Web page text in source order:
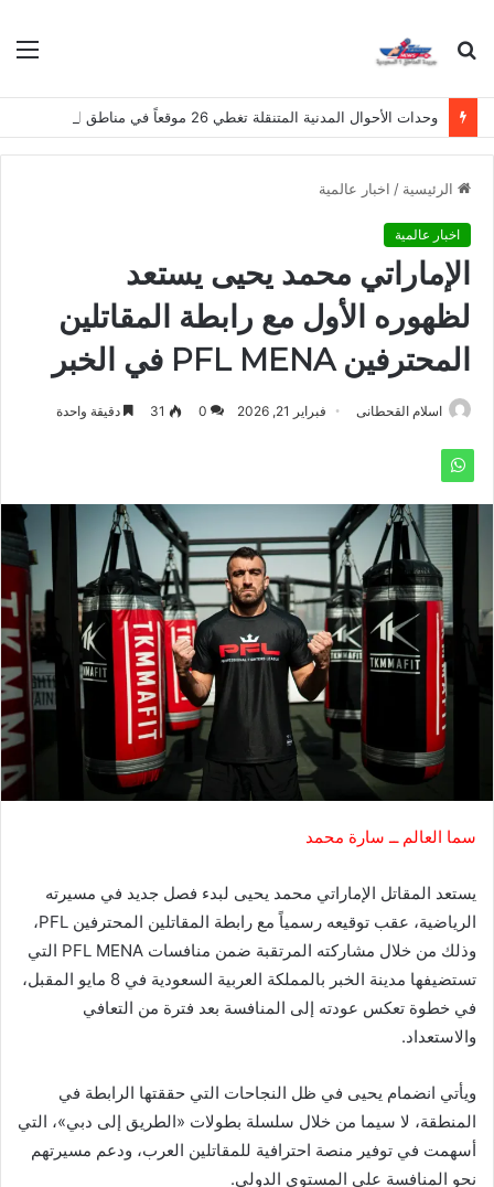
بحث
الرئيسية / اخبار عالمية
اخبار عالمية
الإماراتي محمد يحيى يستعد
لظهوره الأول مع رابطة المقاتلين
المحترفين PFL MENA في الخبر
اسلام القحطانى فبراير 21, 2026 0
31 دقيقة واحدة
سما العالم ــ سارة محمد
يستعد المقاتل الإماراتي محمد يحيى لبدء فصل جديد في مسيرته
الرياضية، عقب توقيعه رسمياً مع رابطة المقاتلين المحترفين PFL،
وذلك من خلال مشاركته المرتقبة ضمن منافسات PFL MENA التي
تستضيفها مدينة الخبر بالمملكة العربية السعودية في 8 مايو المقبل،
في خطوة تعكس عودته إلى المنافسة بعد فترة من التعافي
والاستعداد.
ويأتي انضمام يحيى في ظل النجاحات التي حققتها الرابطة في
المنطقة، لا سيما من خلال سلسلة بطولات «الطريق إلى دبي»، التي
أسهمت في توفير منصة احترافية للمقاتلين العرب، ودعم مسيرتهم
نحو المنافسة على المستوى الدولي.